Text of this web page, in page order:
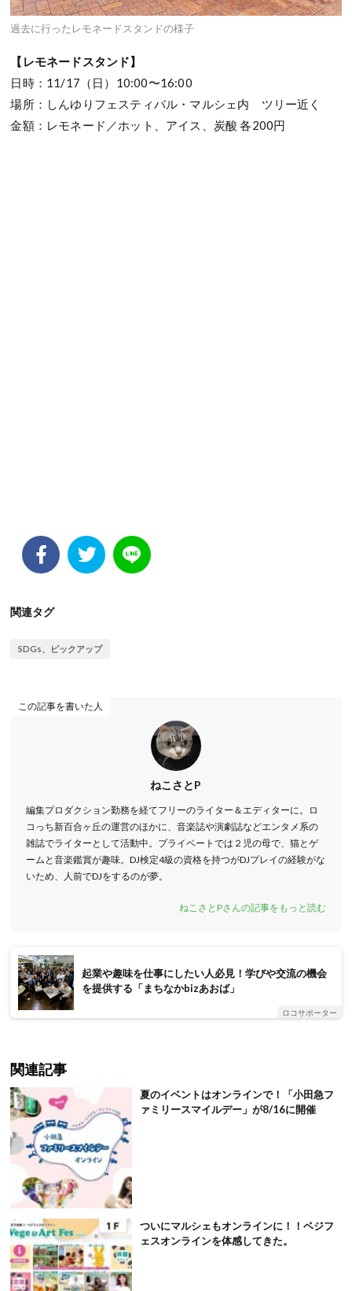
過去に行ったレモネードスタンドの様子
【レモネードスタンド】
日時：11/17（日）10:00〜16:00
場所：しんゆりフェスティバル・マルシェ内 ツリー近く
金額：レモネード／ホット、アイス、炭酸 各200円
関連タグ
SDGs、ピックアップ
この記事を書いた人
ねこさとP
編集プロダクション勤務を経てフリーのライター＆エディターに。ロ
コっち新百合ヶ丘の運営のほかに、音楽誌や演劇誌などエンタメ系の
雑誌でライターとして活動中。プライベートでは２児の母で、猫とゲ
ームと音楽鑑賞が趣味。DJ検定4級の資格を持つがDJプレイの経験がな
いため、人前でDJをするのが夢。
ねこさとPさんの記事をもっと読む
起業や趣味を仕事にしたい人必見！学びや交流の機会
を提供する「まちなかbizあおば」
ロコサポーター
関連記事
夏のイベントはオンラインで！「小田急フ
ァミリースマイルデー」が8/16に開催
ついにマルシェもオンラインに！！ベジフ
ェスオンラインを体感してきた。